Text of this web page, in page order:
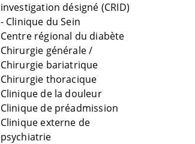
investigation désigné (CRID)
- Clinique du Sein
Centre régional du diabète
Chirurgie générale /
Chirurgie bariatrique
Chirurgie thoracique
Clinique de la douleur
Clinique de préadmission
Clinique externe de
psychiatrie